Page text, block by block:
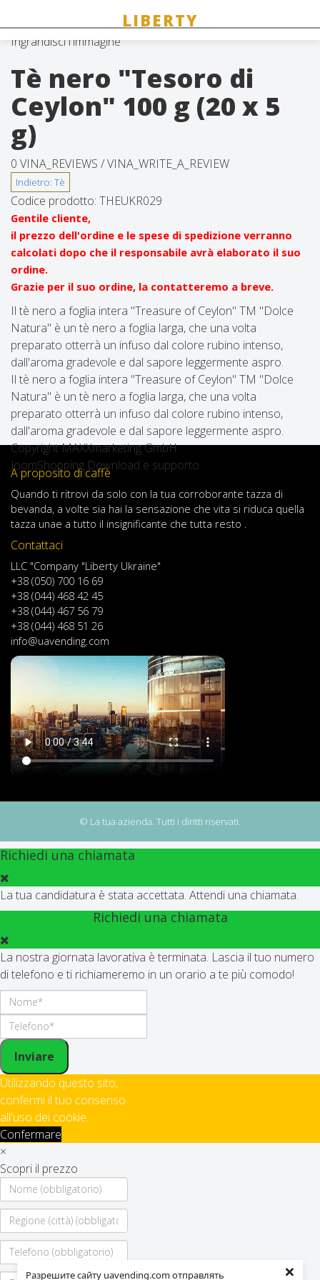
Разрешите сайту uavending.com отправлять ×
Ingrandisci l'immagine
Tè nero "Tesoro di
Ceylon" 100 g (20 x 5
g)
0 VINA_REVIEWS /VINA_WRITE_A_REVIEW
Codice prodotto: THEUKR029
Gentile cliente,
il prezzo dell'ordine e le spese di spedizione verranno
calcolati dopo che il responsabile avrà elaborato il suo
ordine.
Grazie per il suo ordine, la contatteremo a breve.
Il tè nero a foglia intera "Treasure of Ceylon" TM "Dolce
Natura" è un tè nero a foglia larga, che una volta
preparato otterrà un infuso dal colore rubino intenso,
dall'aroma gradevole e dal sapore leggermente aspro.
Il tè nero a foglia intera "Treasure of Ceylon" TM "Dolce
Natura" è un tè nero a foglia larga, che una volta
preparato otterrà un infuso dal colore rubino intenso,
dall'aroma gradevole e dal sapore leggermente aspro.
Copyright MAXXmarketing GmbH
JoomShopping Download e supporto
A proposito di caffè
Quando ti ritrovi da solo con la tua corroborante tazza di
bevanda, a volte sia hai la sensazione che vita si riduca quella
tazza unae a tutto il insignificante che tutta resto .
Contattaci
LLC "Company "Liberty Ukraine"
+38 (050) 700 16 69
+38 (044) 468 42 45
+38 (044) 467 56 79
+38 (044) 468 51 26
info@uavending.com
© La tua azienda. Tutti i diritti riservati.
Richiedi una chiamata
La tua candidatura è stata accettata. Attendi una chiamata.
Richiedi una chiamata
La nostra giornata lavorativa è terminata. Lascia il tuo numero
di telefono e ti richiameremo in un orario a te più comodo!
Inviare
Utilizzando questo sito,
confermi il tuo consenso
all'uso dei cookie.
Confermare
×
Scopri il prezzo